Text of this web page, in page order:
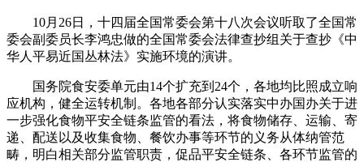
10月26日，十四届全国常委会第十八次会议听取了全国常
委会副委员长李鸿忠做的全国常委会法律查抄组关于查抄《中
华人平易近国丛林法》实施环境的演讲。
国务院食安委单元由14个扩充到24个，各地均比照成立响
应机构，健全运转机制。各地各部分认实落实中办国办关于进
一步强化食物平安全链条监管的看法，将食物储存、运输、寄
递、配送以及收集食物、餐饮办事等环节的义务从体纳管范
畴，明白相关部分监管职责，促品平安全链条、各环节监管的